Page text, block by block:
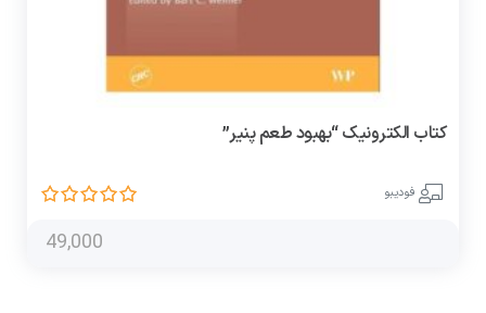
کتاب الکترونیک “بهبود طعم پنیر”
فودیبو
49,000